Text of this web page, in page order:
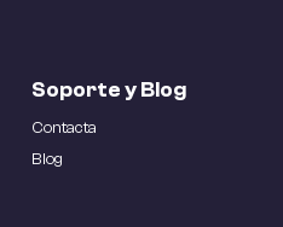
Soporte y Blog
Contacta
Blog